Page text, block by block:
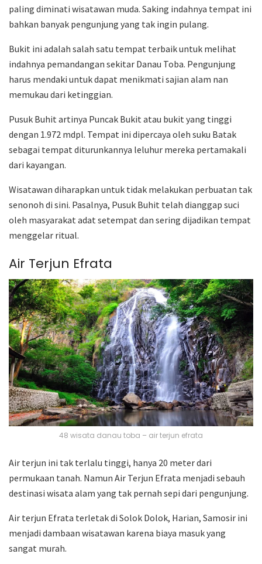
paling diminati wisatawan muda. Saking indahnya tempat ini
bahkan banyak pengunjung yang tak ingin pulang.
Bukit ini adalah salah satu tempat terbaik untuk melihat
indahnya pemandangan sekitar Danau Toba. Pengunjung
harus mendaki untuk dapat menikmati sajian alam nan
memukau dari ketinggian.
Pusuk Buhit artinya Puncak Bukit atau bukit yang tinggi
dengan 1.972 mdpl. Tempat ini dipercaya oleh suku Batak
sebagai tempat diturunkannya leluhur mereka pertamakali
dari kayangan.
Wisatawan diharapkan untuk tidak melakukan perbuatan tak
senonoh di sini. Pasalnya, Pusuk Buhit telah dianggap suci
oleh masyarakat adat setempat dan sering dijadikan tempat
menggelar ritual.
Air Terjun Efrata
48 wisata danau toba – air terjun efrata
Air terjun ini tak terlalu tinggi, hanya 20 meter dari
permukaan tanah. Namun Air Terjun Efrata menjadi sebauh
destinasi wisata alam yang tak pernah sepi dari pengunjung.
Air terjun Efrata terletak di Solok Dolok, Harian, Samosir ini
menjadi dambaan wisatawan karena biaya masuk yang
sangat murah.